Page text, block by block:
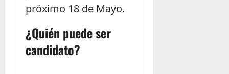
próximo 18 de Mayo.
¿Quién puede ser
candidato?